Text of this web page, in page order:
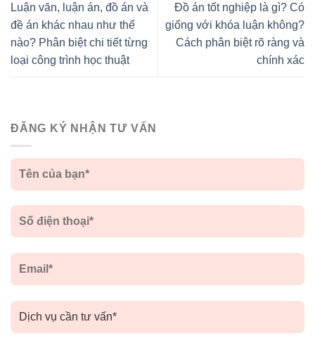
Luận văn, luận án, đồ án và
đề án khác nhau như thế
nào? Phân biệt chi tiết từng
loại công trình học thuật
Đồ án tốt nghiệp là gì? Có
giống với khóa luận không?
Cách phân biệt rõ ràng và
chính xác
ĐĂNG KÝ NHẬN TƯ VẤN